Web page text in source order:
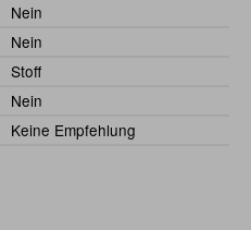
Nein
Nein
Stoff
Nein
Keine Empfehlung